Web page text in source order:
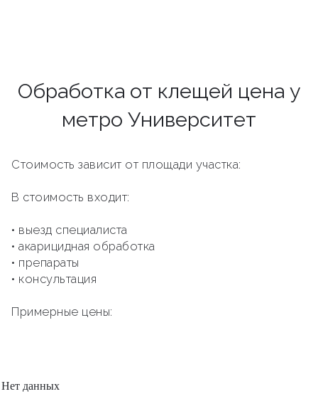
Обработка от клещей цена у
метро Университет
Стоимость зависит от площади участка:
В стоимость входит:
• выезд специалиста
• акарицидная обработка
• препараты
• консультация
Примерные цены:
Нет данных